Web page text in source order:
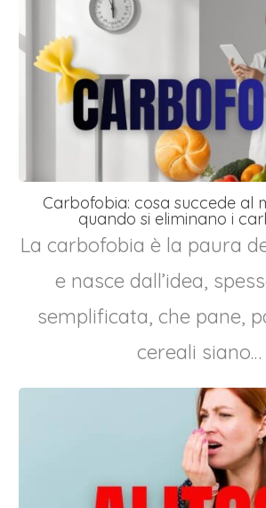
Carbofobia: cosa succede al
quando si eliminano i
La carbofobia è la paura
e nasce dall’idea,
semplificata, che pane,
cereali siano…